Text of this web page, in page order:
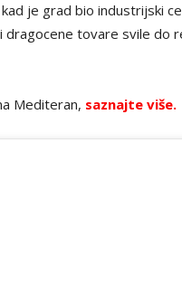
je grad bio industrijski
tovare svile do
Mediteran, saznajte više.